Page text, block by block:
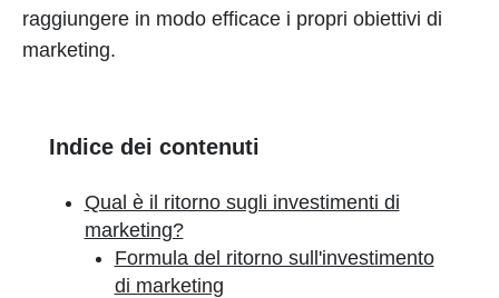
raggiungere in modo efficace i propri obiettivi di
marketing.
Indice dei contenuti
Qual è il ritorno sugli investimenti di
marketing?
Formula del ritorno sull'investimento
di marketing